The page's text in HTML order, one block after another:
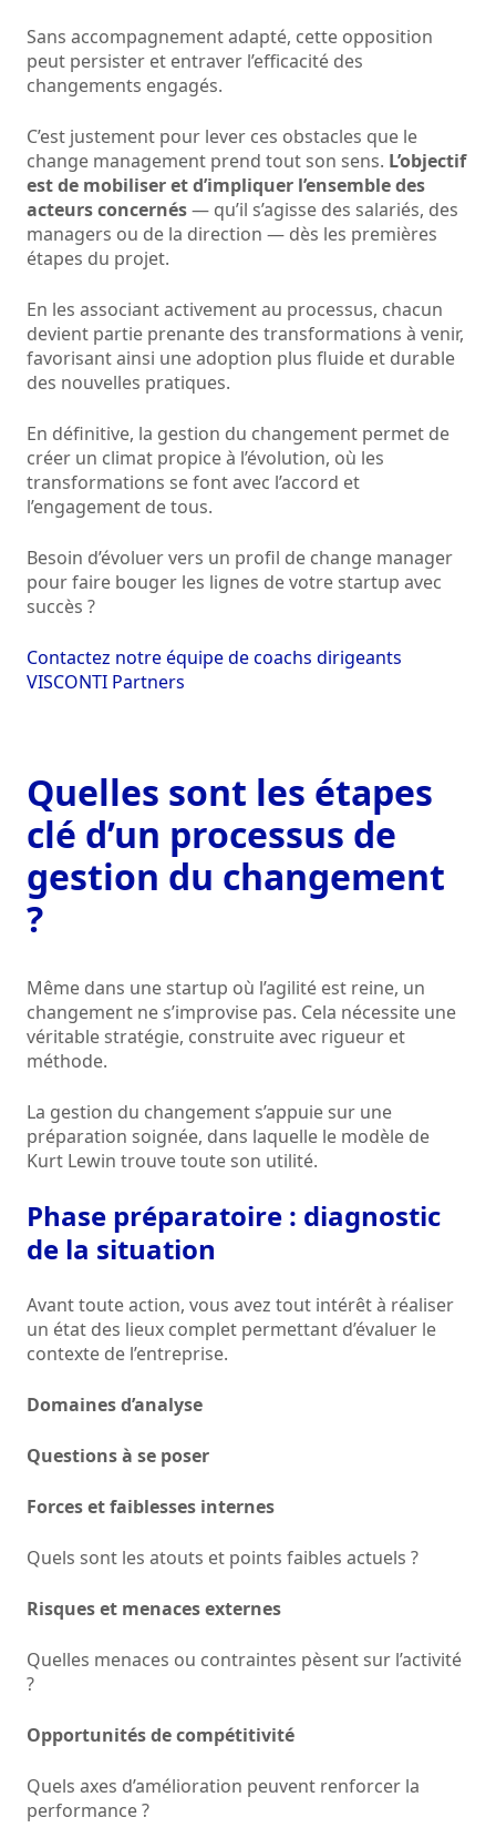
Sans accompagnement adapté, cette opposition
peut persister et entraver l’efficacité des
changements engagés.
C’est justement pour lever ces obstacles que le
change management prend tout son sens. L’objectif
est de mobiliser et d’impliquer l’ensemble des
acteurs concernés— qu’il s’agisse des salariés, des
managers ou de la direction — dès les premières
étapes du projet.
En les associant activement au processus, chacun
devient partie prenante des transformations à venir,
favorisant ainsi une adoption plus fluide et durable
des nouvelles pratiques.
En définitive, la gestion du changement permet de
créer un climat propice à l’évolution, où les
transformations se font avec l’accord et
l’engagement de tous.
Besoin d’évoluer vers un profil de change manager
pour faire bouger les lignes de votre startup avec
succès ?
Contactez notre équipe de coachs dirigeants
VISCONTI Partners
Quelles sont les étapes
clé d’un processus de
gestion du changement
?
Même dans une startup où l’agilité est reine, un
changement ne s’improvise pas. Cela nécessite une
véritable stratégie, construite avec rigueur et
méthode.
La gestion du changement s’appuie sur une
préparation soignée, dans laquelle le modèle de
Kurt Lewin trouve toute son utilité.
Phase préparatoire : diagnostic
de la situation
Avant toute action, vous avez tout intérêt à réaliser
un état des lieux complet permettant d’évaluer le
contexte de l’entreprise.
Domaines d’analyse
Questions à se poser
Forces et faiblesses internes
Quels sont les atouts et points faibles actuels ?
Risques et menaces externes
Quelles menaces ou contraintes pèsent sur l’activité
?
Opportunités de compétitivité
Quels axes d’amélioration peuvent renforcer la
performance ?